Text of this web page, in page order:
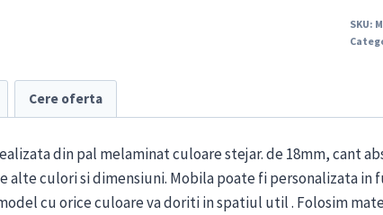
SKU:
Cere oferta
din pal melaminat culoare stejar. de 18mm, cant
alte culori si dimensiuni. Mobila poate fi personalizata
cu orice culoare va doriti in spatiul util . Folosim